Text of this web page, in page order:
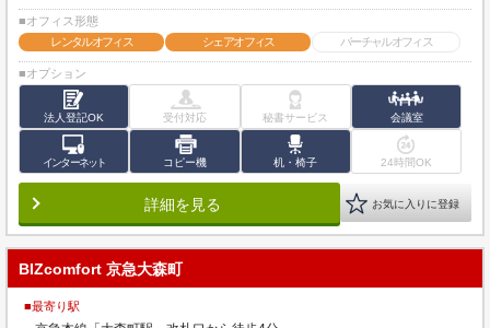
■オフィス形態
レンタルオフィス
シェアオフィス バーチャルオフィス
■オプション
法人登記OK 受付対応 秘書サービス 会議室
インターネット コピー機 机・椅子 24時間OK
詳細を見る お気に入りに登録
BIZcomfort 京急大森町
■最寄り駅